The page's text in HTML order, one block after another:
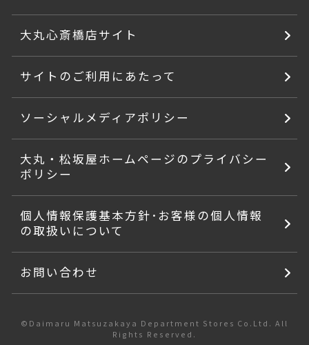
大丸心斎橋店サイト
サイトのご利用にあたって
ソーシャルメディアポリシー
大丸・松坂屋ホームページのプライバシー
ポリシー
個人情報保護基本方針･お客様の個人情報
の取扱いについて
お問い合わせ
©Daimaru Matsuzakaya Department Stores Co.Ltd. All
Rights Reserved.